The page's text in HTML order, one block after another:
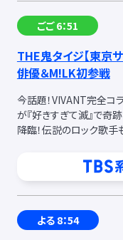
ごご 6：51
THE鬼タイジ【東京
俳優＆M!LK初参戦
今話題！VIVANT完全
が『好きすぎて滅』で
降臨！伝説のロック歌手
よる 8：54